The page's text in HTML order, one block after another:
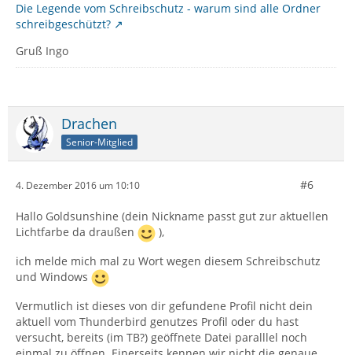
Die Legende vom Schreibschutz - warum sind alle Ordner
schreibgeschützt?
Gruß Ingo
Drachen
Senior-Mitglied
4. Dezember 2016 um 10:10 #6
Hallo Goldsunshine (dein Nickname passt gut zur aktuellen
Lichtfarbe da draußen
),
ich melde mich mal zu Wort wegen diesem Schreibschutz
und Windows
Vermutlich ist dieses von dir gefundene Profil nicht dein
aktuell vom Thunderbird genutzes Profil oder du hast
versucht, bereits (im TB?) geöffnete Datei paralllel noch